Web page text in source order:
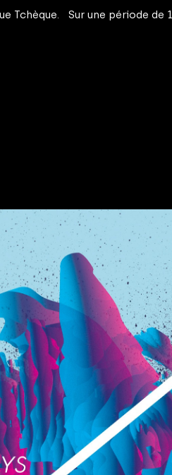
Tchèque. Sur une période de